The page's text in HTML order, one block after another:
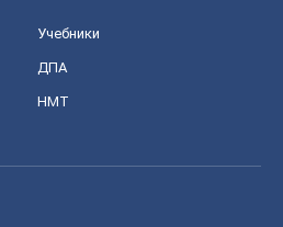
Учебники
ДПА
НМТ